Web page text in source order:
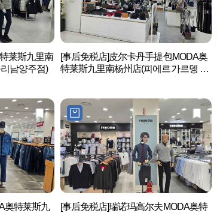
莱斯九里南
남양주점)
[事后免税店]皮尔卡丹手提包MODA奥
特莱斯九里南杨州店(피에르가르뎅 핸
奥特莱斯九
[事后免税店]瑞诺玛高尔夫MODA奥特